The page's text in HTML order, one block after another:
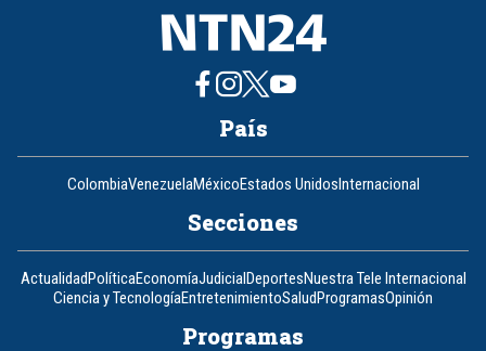
País
ColombiaVenezuelaMéxicoEstados UnidosInternacional
Secciones
ActualidadPolíticaEconomíaJudicialDeportesNuestra Tele Internacional
Ciencia y TecnologíaEntretenimientoSaludProgramasOpinión
Programas